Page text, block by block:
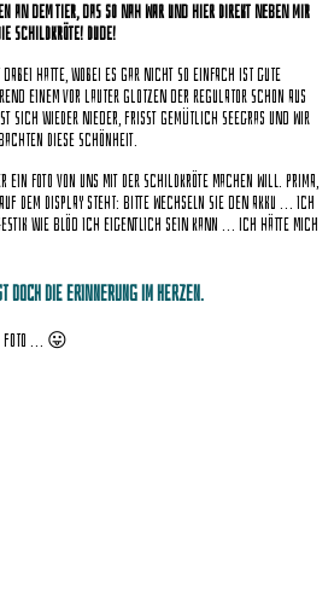
dem Tier, das so nah war und hier direkt neben mir
Schildkröte! Dude!
dabei hatte, wobei es gar nicht so einfach ist gute
einem vor lauter Glotzen der Regulator schon aus
sich wieder nieder, frisst gemütlich Seegras und wir
diese Schönheit.
Foto von uns mit der Schildkröte machen will. Prima,
dem Display steht: Bitte wechseln Sie den Akku … ich
wie blöd ich eigentlich sein kann … ich hätte mich
die Erinnerung im Herzen.
Foto … 😛